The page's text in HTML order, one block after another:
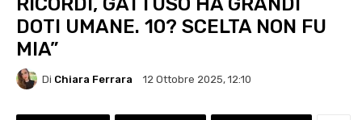
DOTI UMANE. 10? SCELTA NON FU
MIA”
Di Chiara Ferrara 12 Ottobre 2025, 12:10